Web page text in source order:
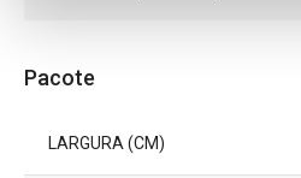
Pacote
LARGURA (CM)